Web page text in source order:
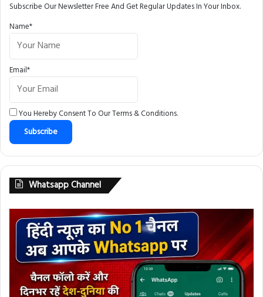
Subscribe Our Newsletter Free And Get Regular Updates In Your Inbox.
Name*
Email*
You Hereby Consent To OurTerms & Conditions.
Whatsapp Channel